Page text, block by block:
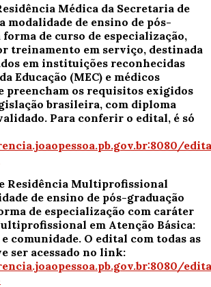
Médica da Secretaria de
modalidade de ensino de pós-
forma de curso de especialização,
treinamento em serviço, destinada
em instituições reconhecidas
Educação (MEC) e médicos
preencham os requisitos exigidos
brasileira, com diploma
Para conferir o edital, é só
Residência Multiprofissional
de ensino de pós-graduação
de especialização com caráter
em Atenção Básica:
comunidade. O edital com todas as
ser acessado no link: